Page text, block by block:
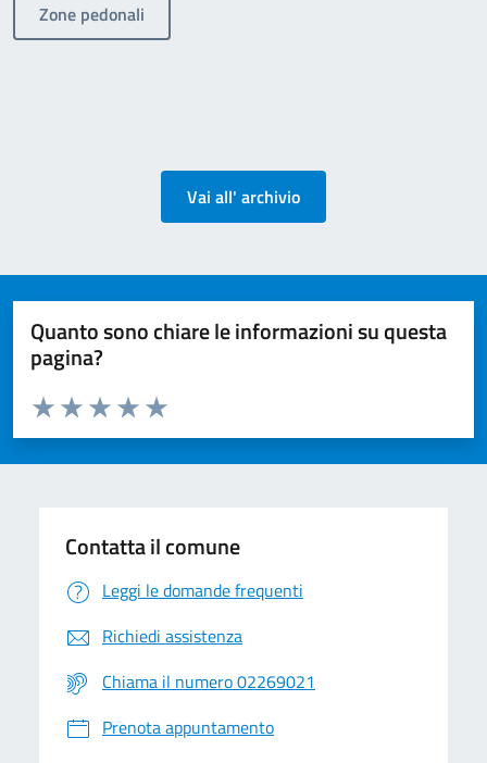
Zone pedonali
Vai all' archivio
Quanto sono chiare le informazioni su questa
pagina?
Valuta da 1 a 5 stelle la pagina
Valuta 5 stelle su 5
Valuta 4 stelle su 5
Valuta 3 stelle su 5
Valuta 2 stelle su 5
Valuta 1 stelle su 5
Contatta il comune
Leggi le domande frequenti
Richiedi assistenza
Chiama il numero 02269021
Prenota appuntamento